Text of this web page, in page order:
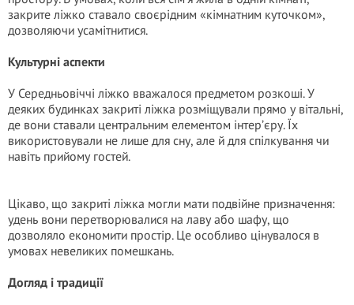
закрите ліжко ставало своєрідним «кімнатним куточком»,
дозволяючи усамітнитися.
Культурні аспекти
У Середньовіччі ліжко вважалося предметом розкоші. У
деяких будинках закриті ліжка розміщували прямо у вітальні,
де вони ставали центральним елементом інтер’єру. Їх
використовували не лише для сну, але й для спілкування чи
навіть прийому гостей.
Цікаво, що закриті ліжка могли мати подвійне призначення:
удень вони перетворювалися на лаву або шафу, що
дозволяло економити простір. Це особливо цінувалося в
умовах невеликих помешкань.
Догляд і традиції